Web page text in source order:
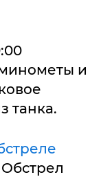
и
танка.
Обстрел